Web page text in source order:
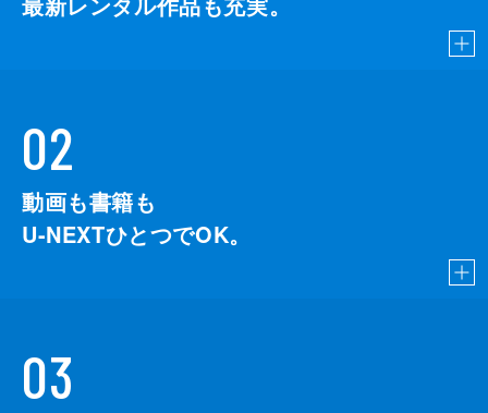
02
動画も書籍も
U-NEXTひとつでOK。
03